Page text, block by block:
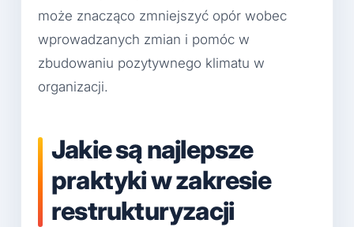
może znacząco zmniejszyć opór wobec
wprowadzanych zmian i pomóc w
zbudowaniu pozytywnego klimatu w
organizacji.
Jakie są najlepsze
praktyki w zakresie
restrukturyzacji